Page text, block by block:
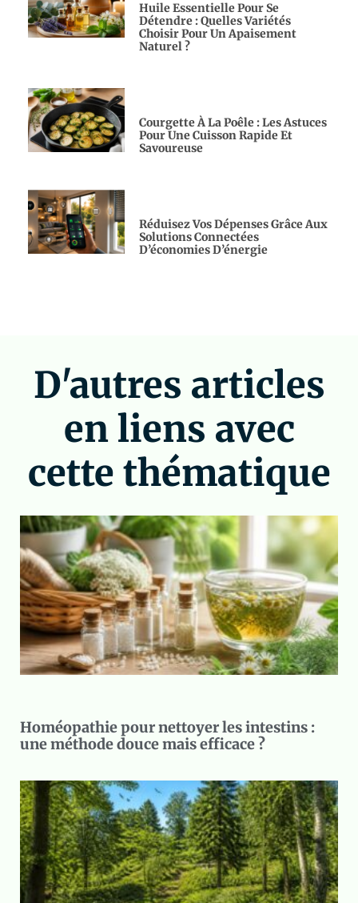
Huile Essentielle Pour Se
Détendre : Quelles Variétés
Choisir Pour Un Apaisement
Naturel ?
Courgette À La Poêle : Les Astuces
Pour Une Cuisson Rapide Et
Savoureuse
Réduisez Vos Dépenses Grâce Aux
Solutions Connectées
D’économies D’énergie
D'autres articles
en liens avec
cette thématique
Homéopathie pour nettoyer les intestins :
une méthode douce mais efficace ?